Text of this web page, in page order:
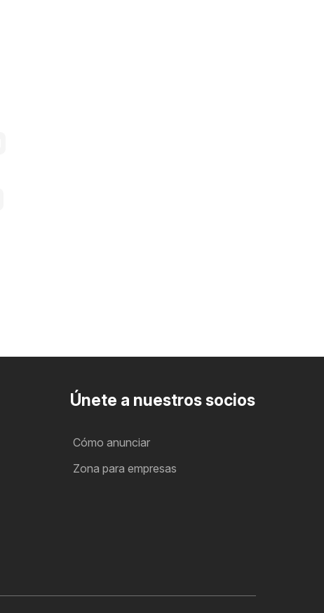
Únete a nuestros socios
Cómo anunciar
Zona para empresas